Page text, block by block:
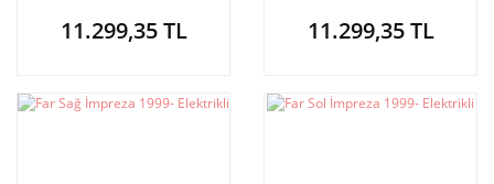
11.299,35 TL 11.299,35 TL